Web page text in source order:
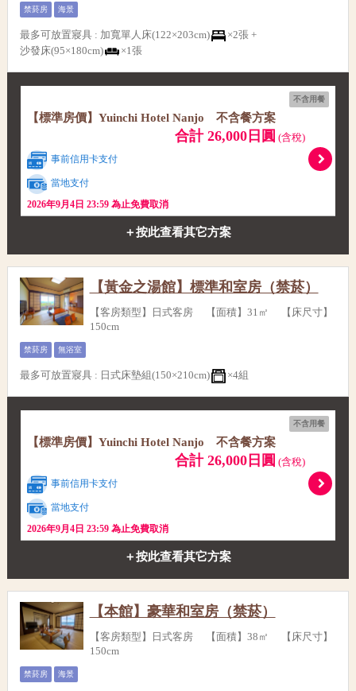
禁菸房 海景
最多可放置寢具 : 加寬單人床(122×203cm)
×2張 +
沙發床(95×180cm)
×1張
不含用餐
【標準房價】Yuinchi Hotel Nanjo 不含餐方案
合計 26,000日圓 (含稅)
事前信用卡支付
當地支付
2026年9月4日 23:59 為止免費取消
＋按此查看其它方案
【黃金之湯館】標準和室房（禁菸）
【客房類型】日式客房 【面積】31㎡ 【床尺寸】
150cm
禁菸房 無浴室
最多可放置寢具 : 日式床墊組(150×210cm) ×4組
不含用餐
【標準房價】Yuinchi Hotel Nanjo 不含餐方案
合計 26,000日圓 (含稅)
事前信用卡支付
當地支付
2026年9月4日 23:59 為止免費取消
＋按此查看其它方案
【本館】豪華和室房（禁菸）
【客房類型】日式客房 【面積】38㎡ 【床尺寸】
150cm
禁菸房 海景